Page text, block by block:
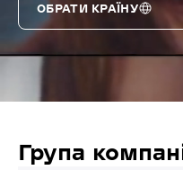
ОБРАТИ КРАЇНУ
Група